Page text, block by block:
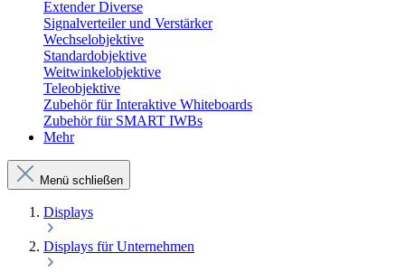
Extender Diverse
Signalverteiler und Verstärker
Wechselobjektive
Standardobjektive
Weitwinkelobjektive
Teleobjektive
Zubehör für Interaktive Whiteboards
Zubehör für SMART IWBs
Mehr
Menü schließen
Displays
Displays für Unternehmen